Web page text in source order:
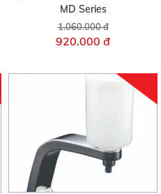
MD Series
1.060.000 đ
920.000 đ